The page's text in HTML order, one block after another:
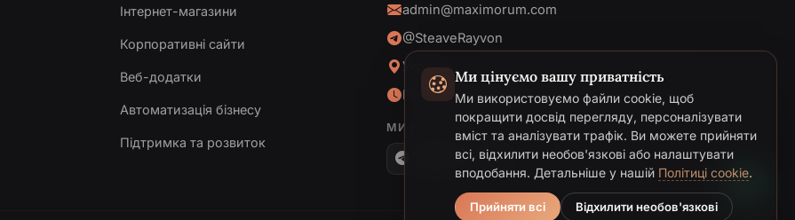
Інтернет-магазини
Корпоративні сайти
Веб-додатки
Автоматизація бізнесу
Підтримка та розвиток
admin@maximorum.com
@SteaveRayvon
Україна
Пн-Пт: 09:00 - 18:00
МИ В МЕРЕЖІ
Telegram
Email
Ми цінуємо вашу приватність
Ми використовуємо файли cookie, щоб
покращити досвід перегляду, персоналізувати
вміст та аналізувати трафік. Ви можете прийняти
всі, відхилити необов'язкові або налаштувати
вподобання. Детальніше у нашій Політиці cookie.
Прийняти всі Відхилити необов'язкові